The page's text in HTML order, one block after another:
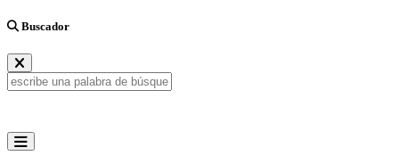
Buscador